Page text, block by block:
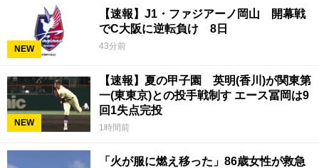
NEW
【速報】J1・ファジアーノ岡山 開幕戦
でC大阪に逆転負け 8日
43分前
NEW
【速報】夏の甲子園 英明(香川)が関東第
一(東東京)との投手戦制す エース冨岡は9
回1失点完投
1時間前
「火が服に燃え移った」86歳女性が救急